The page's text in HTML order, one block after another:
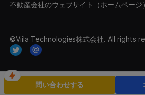
問い合わせする
不動産会社のウェブサイト（ホームページ）
©Viila Technologies株式会社. All rights